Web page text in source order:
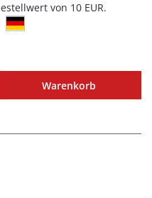
von 10 EUR.
Warenkorb